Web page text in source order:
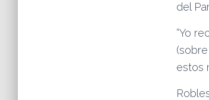
del
“Yo
estos